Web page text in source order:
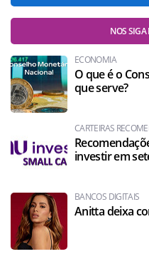
NOS
ECONOMIA
O que é o
que serve?
CARTEIRAS
investir em
BANCOS DIGITAIS
Anitta deixa